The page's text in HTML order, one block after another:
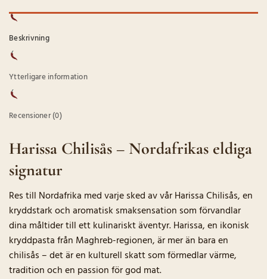
Beskrivning
Ytterligare information
Recensioner (0)
Harissa Chilisås – Nordafrikas eldiga
signatur
Res till Nordafrika med varje sked av vår Harissa Chilisås, en
kryddstark och aromatisk smaksensation som förvandlar
dina måltider till ett kulinariskt äventyr. Harissa, en ikonisk
kryddpasta från Maghreb-regionen, är mer än bara en
chilisås – det är en kulturell skatt som förmedlar värme,
tradition och en passion för god mat.